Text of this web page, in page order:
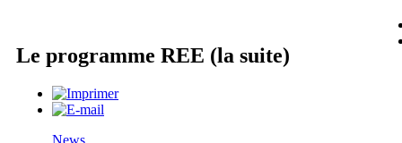
Le programme REE (la suite)
News